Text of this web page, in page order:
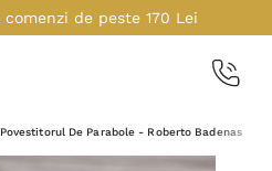
de peste 170 Lei
Povestitorul De Parabole - Roberto Badenas